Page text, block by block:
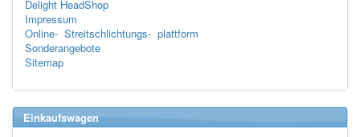
Delight HeadShop
Impressum
Online- Streitschlichtungs- plattform
Sonderangebote
Sitemap
Einkaufswagen